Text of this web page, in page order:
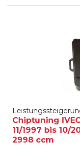
Chiptuning
11/1997 bis 10/
2998 ccm